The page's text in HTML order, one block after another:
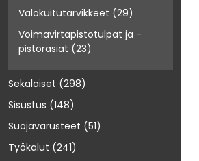
Valokuitutarvikkeet (29)
Voimavirtapistotulpat ja -
pistorasiat (23)
Sekalaiset (298)
Sisustus (148)
Suojavarusteet (51)
Työkalut (241)